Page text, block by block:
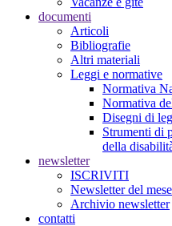
documenti
Articoli
Bibliografie
Altri materiali
Leggi e normative
Normativa
Normativa
Disegni di
Strumenti di
della
newsletter
ISCRIVITI
Newsletter del mese
Archivio newsletter
contatti